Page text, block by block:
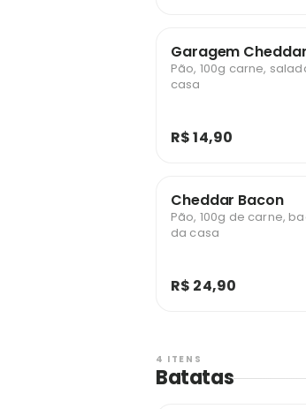
Garagem Cheddar
Pão, 100g carne,
casa
R$ 14,90
Cheddar Bacon
Pão, 100g de carne,
da casa
R$ 24,90
4 ITENS
Batatas